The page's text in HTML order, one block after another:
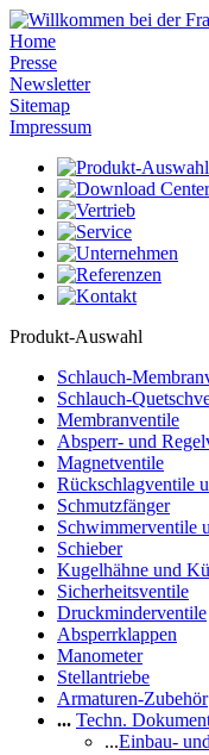
Home
Presse
Newsletter
Sitemap
Impressum
Produkt-Auswahl
Schlauch-
Schlauch-
Membranventile
Absperr- und
Magnetventile
Rückschlagventile
Schmutzfänger
Schwimmerventile
Schieber
Kugelhähne und
Sicherheitsventile
Druckminderventile
Absperrklappen
Manometer
Stellantriebe
Armaturen-Zubehör
... Techn.
...Einbau-